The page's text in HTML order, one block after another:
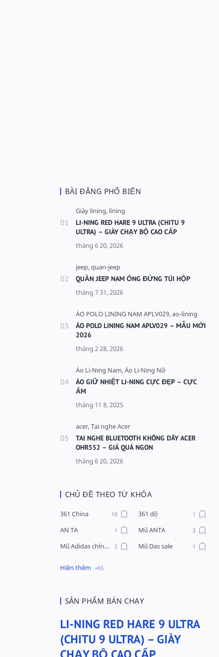
BÀI ĐĂNG PHỔ BIẾN
LI-NING RED HARE 9 ULTRA (CHITU 9
ULTRA) – GIÀY CHẠY BỘ CAO CẤP
QUẦN JEEP NAM ỐNG ĐỨNG TÚI HỘP
ÁO POLO LINING NAM APLV029 – MẪU MỚI
2026
ÁO GIỮ NHIỆT LI-NING CỰC ĐẸP – CỰC
ẤM
TAI NGHE BLUETOOTH KHÔNG DÂY ACER
OHR552 – GIÁ QUÁ NGON
CHỦ ĐỀ THEO TỪ KHÓA
361 China
361 dộ
AN TA
Mũ ANTA
Mũ Adidas chính hãng
Mũ Das sale
Phụ kiện Acer
Quần nỉ nam Lining
Quần short nam Lining
Remax
Sale giày Anta nữ
SẢN PHẨM BÁN CHẠY
LI-NING RED HARE 9 ULTRA
(CHITU 9 ULTRA) – GIÀY